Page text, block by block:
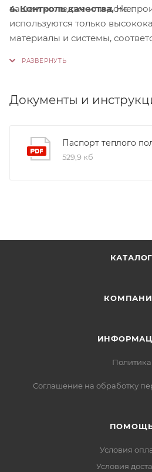
вашем коттедже или доме.
4. Контроль качества.На
используются только
материалы и системы,
Документы и
Паспорт теплого
529,9 кб
КАТАЛОГ
Политика
Соглашение на обработку
Условия
Условия